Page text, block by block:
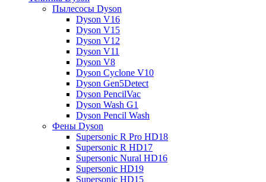
Пылесосы Dyson
Dyson V16
Dyson V15
Dyson V12
Dyson V11
Dyson V8
Dyson Cyclone V10
Dyson Gen5Detect
Dyson PencilVac
Dyson Wash G1
Dyson Pencil Wash
Фены Dyson
Supersonic R Pro HD18
Supersonic R HD17
Supersonic Nural HD16
Supersonic HD19
Supersonic HD15